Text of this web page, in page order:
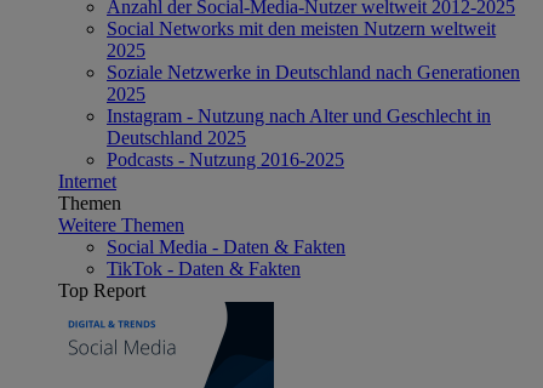
Anzahl der Social-Media-Nutzer weltweit 2012-2025
Social Networks mit den meisten Nutzern weltweit
2025
Soziale Netzwerke in Deutschland nach Generationen
2025
Instagram - Nutzung nach Alter und Geschlecht in
Deutschland 2025
Podcasts - Nutzung 2016-2025
Internet
Themen
Weitere Themen
Social Media - Daten & Fakten
TikTok - Daten & Fakten
Top Report